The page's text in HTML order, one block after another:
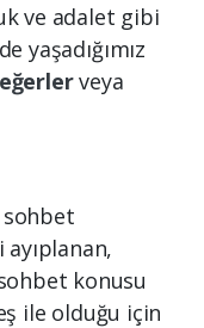
ve adalet gibi
yaşadığımız
veya
sohbet
konusu
ile olduğu için